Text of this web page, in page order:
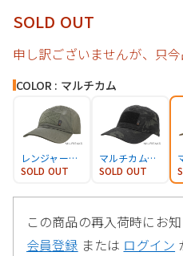
SOLD OUT
申し訳ございませんが、只今
COLOR : マルチカム
レンジャーグリーン
SOLD OUT
マルチカムブラック
SOLD OUT
この商品の再入荷時にお
会員登録 または ログイン